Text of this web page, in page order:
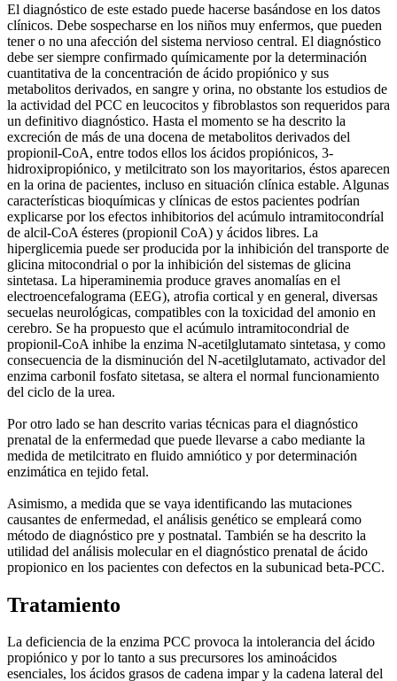
El diagnóstico de este estado puede hacerse basándose en los datos
clínicos. Debe sospecharse en los niños muy enfermos, que pueden
tener o no una afección del sistema nervioso central. El diagnóstico
debe ser siempre confirmado químicamente por la determinación
cuantitativa de la concentración de ácido propiónico y sus
metabolitos derivados, en sangre y orina, no obstante los estudios de
la actividad del PCC en leucocitos y fibroblastos son requeridos para
un definitivo diagnóstico. Hasta el momento se ha descrito la
excreción de más de una docena de metabolitos derivados del
propionil-CoA, entre todos ellos los ácidos propiónicos, 3-
hidroxipropiónico, y metilcitrato son los mayoritarios, éstos aparecen
en la orina de pacientes, incluso en situación clínica estable. Algunas
características bioquímicas y clínicas de estos pacientes podrían
explicarse por los efectos inhibitorios del acúmulo intramitocondríal
de alcil-CoA ésteres (propionil CoA) y ácidos libres. La
hiperglicemia puede ser producida por la inhibición del transporte de
glicina mitocondrial o por la inhibición del sistemas de glicina
sintetasa. La hiperaminemia produce graves anomalías en el
electroencefalograma (EEG), atrofia cortical y en general, diversas
secuelas neurológicas, compatibles con la toxicidad del amonio en
cerebro. Se ha propuesto que el acúmulo intramitocondrial de
propionil-CoA inhibe la enzima N-acetilglutamato sintetasa, y como
consecuencia de la disminución del N-acetilglutamato, activador del
enzima carbonil fosfato sitetasa, se altera el normal funcionamiento
del ciclo de la urea.
Por otro lado se han descrito varias técnicas para el diagnóstico
prenatal de la enfermedad que puede llevarse a cabo mediante la
medida de metilcitrato en fluido amniótico y por determinación
enzimática en tejido fetal.
Asimismo, a medida que se vaya identificando las mutaciones
causantes de enfermedad, el análisis genético se empleará como
método de diagnóstico pre y postnatal. También se ha descrito la
utilidad del análisis molecular en el diagnóstico prenatal de ácido
propionico en los pacientes con defectos en la subunicad beta-PCC.
Tratamiento
La deficiencia de la enzima PCC provoca la intolerancia del ácido
propiónico y por lo tanto a sus precursores los aminoácidos
esenciales, los ácidos grasos de cadena impar y la cadena lateral del